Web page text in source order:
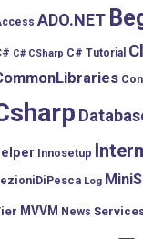
ADO.NET
C# CSharp C# Tutorial
Innosetup
Log
MVVM News